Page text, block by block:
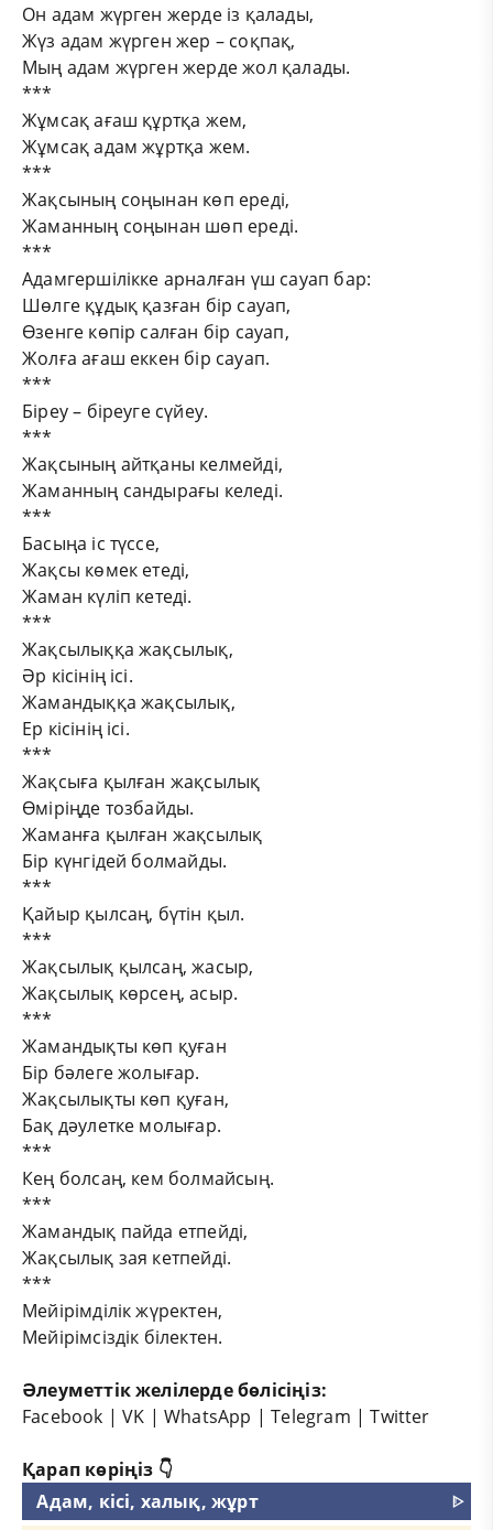
Он адам жүрген жерде із қалады,
Жүз адам жүрген жер – соқпақ,
Мың адам жүрген жерде жол қалады.
***
Жұмсақ ағаш құртқа жем,
Жұмсақ адам жұртқа жем.
***
Жақсының соңынан көп ереді,
Жаманның соңынан шөп ереді.
***
Адамгершілікке арналған үш сауап бар:
Шөлге құдық қазған бір сауап,
Өзенге көпір салған бір сауап,
Жолға ағаш еккен бір сауап.
***
Біреу – біреуге сүйеу.
***
Жақсының айтқаны келмейді,
Жаманның сандырағы келеді.
***
Басыңа іс түссе,
Жақсы көмек етеді,
Жаман күліп кетеді.
***
Жақсылыққа жақсылық,
Әр кісінің ісі.
Жамандыққа жақсылық,
Ер кісінің ісі.
***
Жақсыға қылған жақсылық
Өміріңде тозбайды.
Жаманға қылған жақсылық
Бір күнгідей болмайды.
***
Қайыр қылсаң, бүтін қыл.
***
Жақсылық қылсаң, жасыр,
Жақсылық көрсең, асыр.
***
Жамандықты көп қуған
Бір бәлеге жолығар.
Жақсылықты көп қуған,
Бақ дәулетке молығар.
***
Кең болсаң, кем болмайсың.
***
Жамандық пайда етпейді,
Жақсылық зая кетпейді.
***
Мейірімділік жүректен,
Мейірімсіздік білектен.
Әлеуметтік желілерде бөлісіңіз:
Facebook |VK |WhatsApp |Telegram |Twitter
Қарап көріңіз 👇
Адам, кісі, халық, жұрт
ᐈ